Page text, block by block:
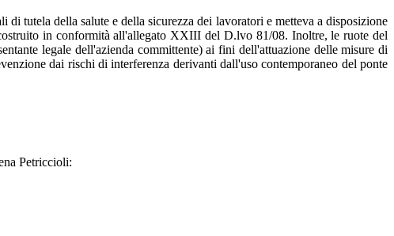
tutela della salute e della sicurezza dei lavoratori e metteva a disposizione
in conformità all'allegato XXIII del D.lvo 81/08. Inoltre, le ruote del
legale dell'azienda committente) ai fini dell'attuazione delle misure di
dai rischi di interferenza derivanti dall'uso contemporaneo del ponte
Petriccioli: